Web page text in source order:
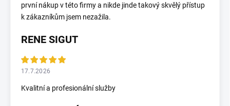
první nákup v této firmy a nikde jinde takový skvělý přístup
k zákazníkům jsem nezažila.
RENE SIGUT
17.7.2026
Kvalitní a profesionální služby